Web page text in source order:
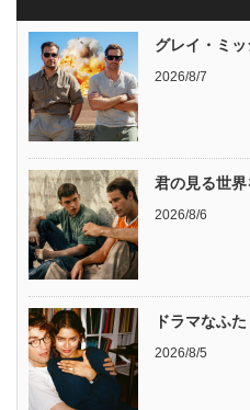
グレイ・ミッ
2026/8/7
君の見る世界
2026/8/6
ドラマなふ
2026/8/5